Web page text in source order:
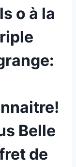
o à la
Belle
de